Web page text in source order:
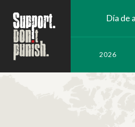
Día de
2026